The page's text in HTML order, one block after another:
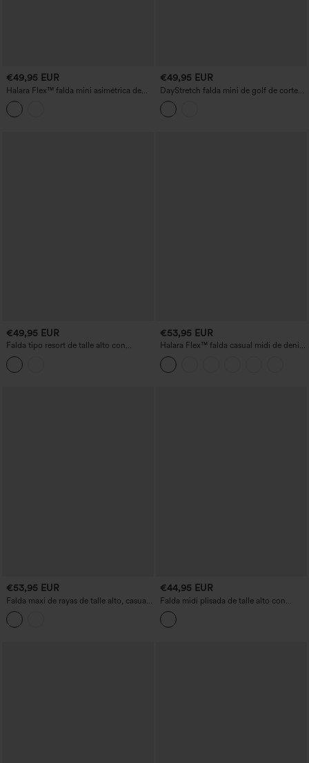
€49,95 EUR
Halara Flex™ falda mini asimétrica de
denim de talle medio, estilo casual, con
bolsillos
€49,95 EUR
DayStretch falda mini de golf de corte
en A 2 en 1 de talle medio con bolsillos
€49,95 EUR
Falda tipo resort de talle alto con
cordón, estampado de leopardo, malla a
contraste, 2 en 1, midi fluida
acampanada, con bolsillos
€53,95 EUR
Halara Flex™ falda casual midi de denim
lavado, de talle alto, con cremallera
trasera, fruncida y con bajo tipo tulipán
€53,95 EUR
Falda maxi de rayas de talle alto, casual
y vaporosa, con bolsillos.
€44,95 EUR
Falda midi plisada de talle alto con
acabado metalizado, estilo casual